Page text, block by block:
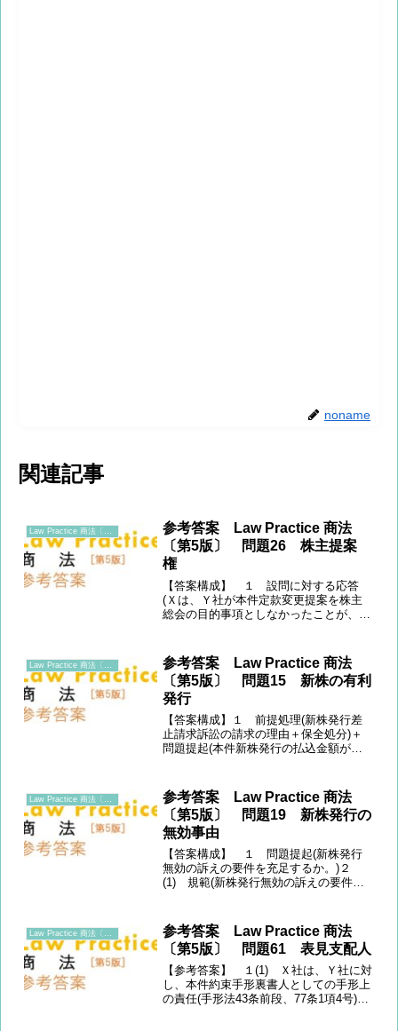
noname
関連記事
参考答案 Law Practice 商法
〔第5版〕 問題26 株主提案
権
【答案構成】 １ 設問に対する応答
(Ｘは、Ｙ社が本件定款変更提案を株主
総会の目的事項としなかったことが、招
条1項1号)を提起すべき)＋検討対象とな
る決議の提示(①本...
参考答案 Law Practice 商法
〔第5版〕 問題15 新株の有利
発行
【答案構成】１ 前提処理(新株発行差
止請求訴訟の請求の理由＋保全処分)＋
問題提起(本件新株発行の払込金額が
意義と「公正な価額」の判断基準) ３
(1) 「公正な価...
参考答案 Law Practice 商法
〔第5版〕 問題19 新株発行の
無効事由
【答案構成】 １ 問題提起(新株発行
無効の訴えの要件を充足するか。)２
(1) 規範(新株発行無効の訴えの要件：
条1項2号)、(ⅲ)無効事由の存在)(2)...
Law Practice 商法〔第5版〕
参考答案 Law Practice 商法
〔第5版〕 問題61 表見支配人
【参考答案】 １(1) Ｘ社は、Ｙ社に対
し、本件約束手形裏書人としての手形上
の責任(手形法43条前段、77条1項4号)を